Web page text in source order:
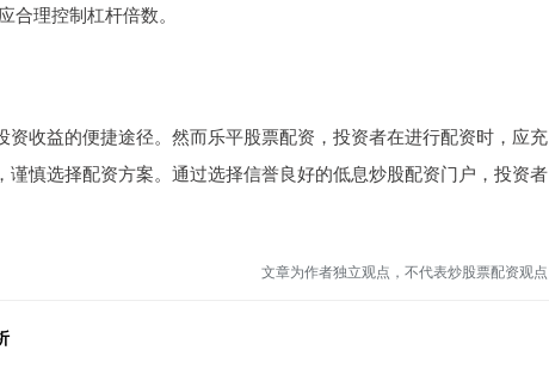
理控制杠杆倍数。
收益的便捷途径。然而乐平股票配资，投资者在进行配资时，应充
慎选择配资方案。通过选择信誉良好的低息炒股配资门户，投资者
文章为作者独立观点，不代表炒股票配资观点